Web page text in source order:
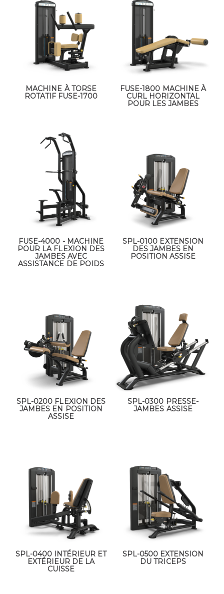
MACHINE À TORSE
ROTATIF FUSE-1700
FUSE-1800 MACHINE À
CURL HORIZONTAL
POUR LES JAMBES
FUSE-4000 - MACHINE
POUR LA FLEXION DES
JAMBES AVEC
ASSISTANCE DE POIDS
SPL-0100 EXTENSION
DES JAMBES EN
POSITION ASSISE
SPL-0200 FLEXION DES
JAMBES EN POSITION
ASSISE
SPL-0300 PRESSE-
JAMBES ASSISE
SPL-0400 INTÉRIEUR ET
EXTÉRIEUR DE LA
CUISSE
SPL-0500 EXTENSION
DU TRICEPS